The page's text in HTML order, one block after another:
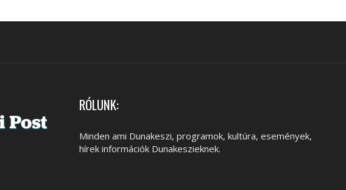
RÓLUNK:
Minden ami Dunakeszi, programok, kultúra, események,
hírek információk Dunakeszieknek.